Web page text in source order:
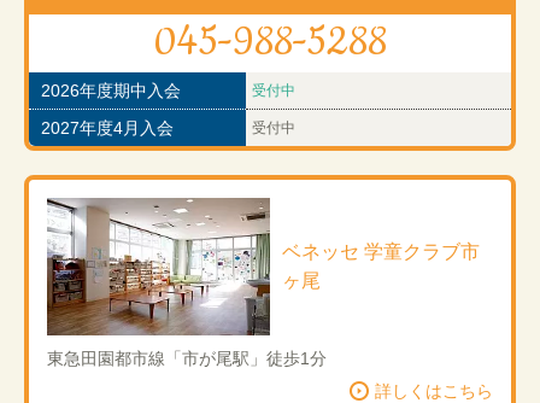
045-988-5288
2026年度期中入会 受付中
2027年度4月入会 受付中
ベネッセ 学童クラブ市
ヶ尾
東急田園都市線「市が尾駅」徒歩1分
詳しくはこちら